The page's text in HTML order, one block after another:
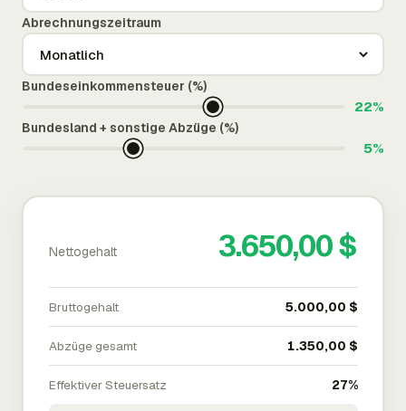
Abrechnungszeitraum
Bundeseinkommensteuer (%)
22%
Bundesland + sonstige Abzüge (%)
5%
Nettogehalt 3.650,00 $
Bruttogehalt 5.000,00 $
Abzüge gesamt 1.350,00 $
Effektiver Steuersatz 27%